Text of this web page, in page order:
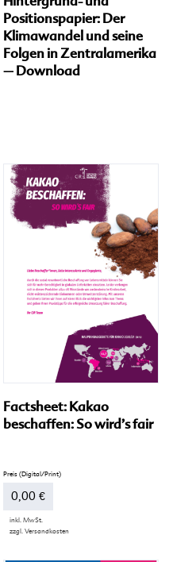
Positionspapier: Der
Klimawandel und seine
Folgen in Zentralamerika
– Download
Factsheet: Kakao
beschaffen: So wird’s fair
0,00 €
inkl. MwSt.
zzgl. Versandkosten